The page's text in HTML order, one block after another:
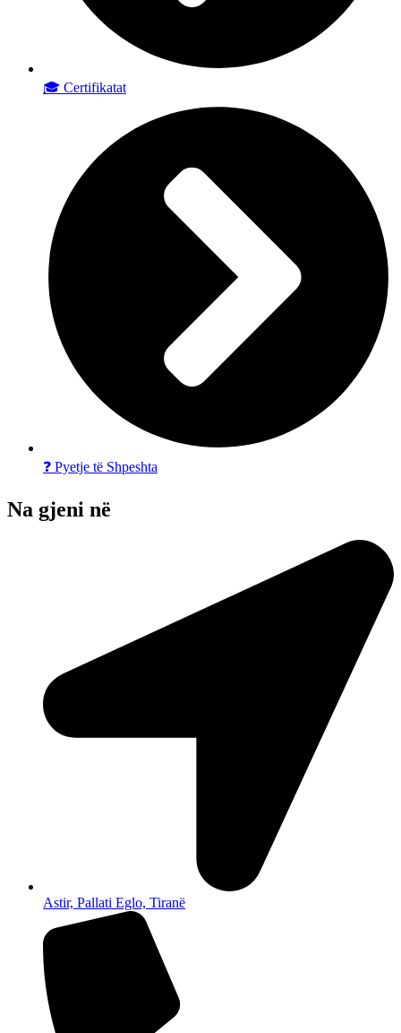
🎓 Certifikatat
❓ Pyetje të Shpeshta
Na gjeni në
Astir, Pallati Eglo, Tiranë